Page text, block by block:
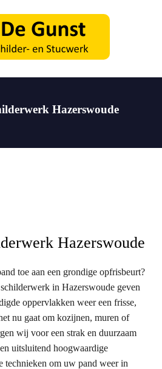
Hazerswoude
Hazerswoude
toe aan een grondige opfrisbeurt?
in Hazerswoude geven
oppervlakken weer een frisse,
nu gaat om kozijnen, muren of
wij voor een strak en duurzaam
uitsluitend hoogwaardige
technieken om uw pand weer in